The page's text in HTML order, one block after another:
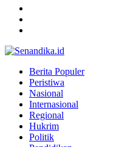
Berita Populer
Peristiwa
Nasional
Internasional
Regional
Hukrim
Politik